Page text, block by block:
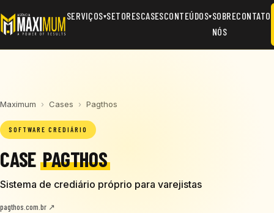
SERVIÇOS▾SETORESCASESCONTEÚDOS▾SOBRE
NÓS
CONTATO
Maximum › Cases › Pagthos
SOFTWARE CREDIÁRIO
CASEPAGTHOS
Sistema de crediário próprio para varejistas
pagthos.com.br ↗